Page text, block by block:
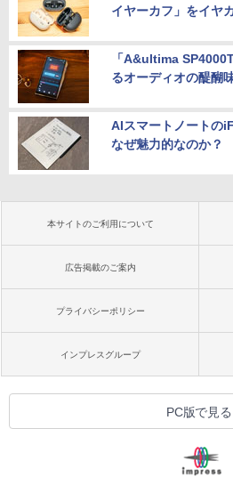
イヤーカフ」をイヤ
「A&ultima
るオーディオの醍醐
AIスマートノートの
なぜ魅力的なのか？
本サイトのご利用について
広告掲載のご案内
プライバシーポリシー
インプレスグループ
PC版で見る